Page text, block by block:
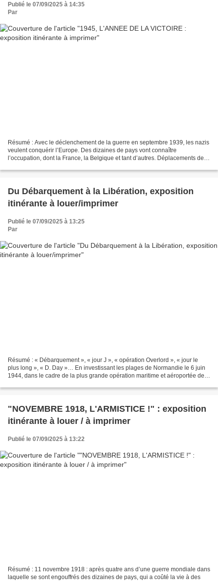
Publié le 07/09/2025 à 14:35
Par
Résumé : Avec le déclenchement de la guerre en septembre 1939, les nazis
veulent conquérir l’Europe. Des dizaines de pays vont connaître
l’occupation, dont la France, la Belgique et tant d’autres. Déplacements de
Du Débarquement à la Libération, exposition
itinérante à louer/imprimer
Publié le 07/09/2025 à 13:25
Par
Résumé : « Débarquement », « jour J », « opération Overlord », « jour le
plus long », « D. Day »… En investissant les plages de Normandie le 6 juin
1944, dans le cadre de la plus grande opération maritime et aéroportée de
"NOVEMBRE 1918, L'ARMISTICE !" : exposition
itinérante à louer / à imprimer
Publié le 07/09/2025 à 13:22
Résumé : 11 novembre 1918 : après quatre ans d’une guerre mondiale dans
laquelle se sont engouffrés des dizaines de pays, qui a coûté la vie à des